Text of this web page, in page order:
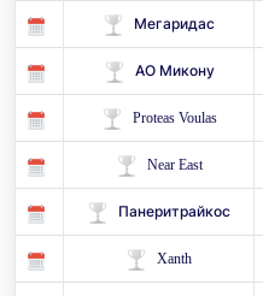
Мегаридас
АО Микону
Proteas Voulas
Near East
Панеритрайкос
Xanth